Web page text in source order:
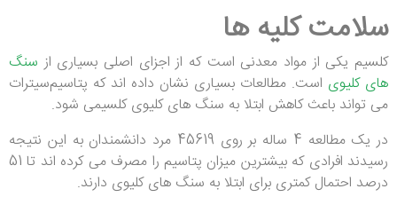
سلامت کلیه ها
کلسیم یکی از مواد معدنی است که از اجزای اصلی بسیاری از سنگ
های کلیوی است. مطالعات بسیاری نشان داده اند که پتاسیم‌سیترات
می تواند باعث کاهش ابتلا به سنگ های کلیوی کلسیمی شود.
در یک مطالعه 4 ساله بر روی 45619 مرد دانشمندان به این نتیجه
رسیدند افرادی که بیشترین میزان پتاسیم را مصرف می کرده اند تا 51
درصد احتمال کمتری برای ابتلا به سنگ های کلیوی دارند.